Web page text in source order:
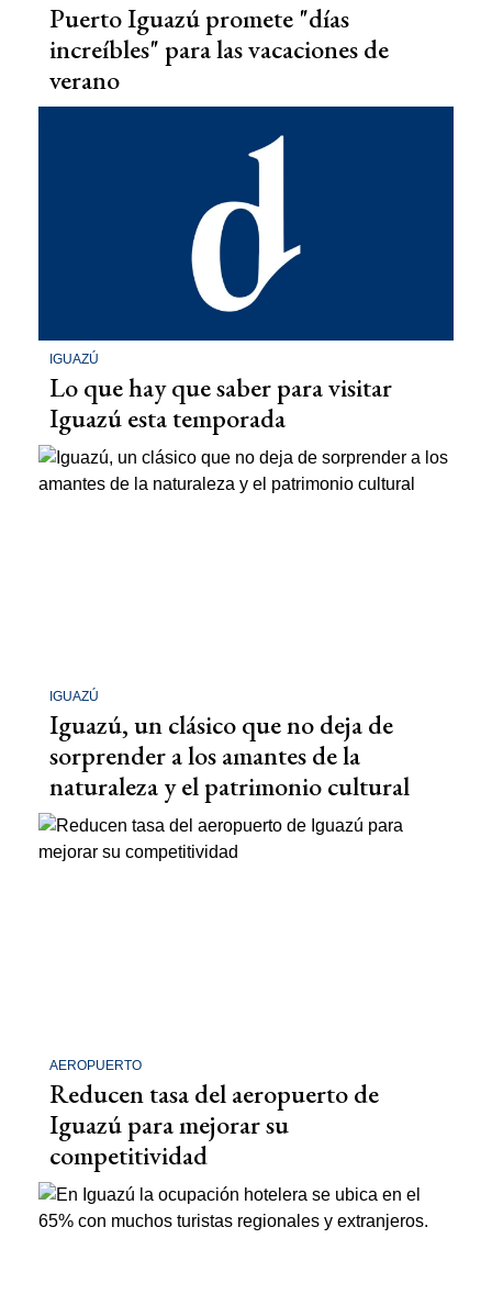
Puerto Iguazú promete "días
increíbles" para las vacaciones de
verano
IGUAZÚ
Lo que hay que saber para visitar
Iguazú esta temporada
IGUAZÚ
Iguazú, un clásico que no deja de
sorprender a los amantes de la
naturaleza y el patrimonio cultural
AEROPUERTO
Reducen tasa del aeropuerto de
Iguazú para mejorar su
competitividad